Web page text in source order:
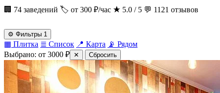
🏢 74 заведений 🏷 от 300 ₽/час ★ 5.0 / 5 💬 1121 отзывов
⚙ Фильтры 1
▦ Плитка ≣ Список 📍 Карта 📡 Рядом
Выбрано: от 3000 ₽ ✕ Сбросить